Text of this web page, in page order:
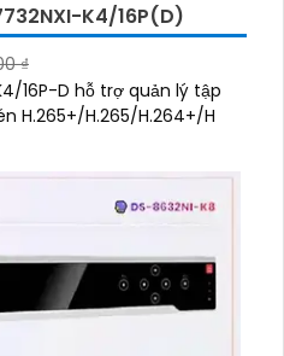
K4/16P(D)
₫
16P-D hỗ trợ quản lý tập
H.265+/H.265/H.264+/H